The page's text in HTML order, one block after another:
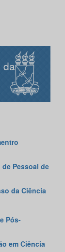
da
Pessoal de
da Ciência
Pós-
em Ciência